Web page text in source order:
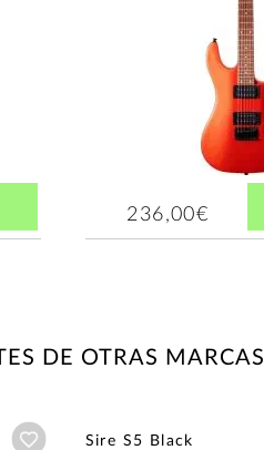
236,00€
DE OTRAS MARCAS
Añadir a wishlist
Sire S5 Black